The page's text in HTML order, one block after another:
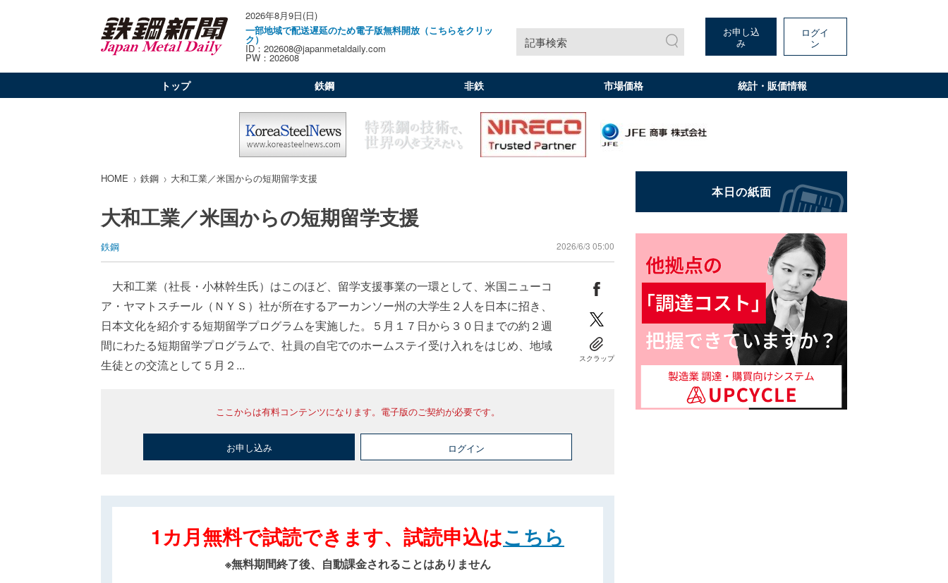
2026年8月9日(日)
一部地域で配送遅延のため電子版無料開放（こちらをクリッ
ク）
ID：202608@japanmetaldaily.com
PW：202608
記事検索
お申し込
み
ログイ
ン
トップ 鉄鋼 非鉄 市場価格 統計・販価情報
HOME 鉄鋼 大和工業／米国からの短期留学支援
大和工業／米国からの短期留学支援
鉄鋼 2026/6/3 05:00
大和工業（社長・小林幹生氏）はこのほど、留学支援事業の一環として、米国ニューコ
ア・ヤマトスチール（ＮＹＳ）社が所在するアーカンソー州の大学生２人を日本に招き、
日本文化を紹介する短期留学プログラムを実施した。５月１７日から３０日までの約２週
間にわたる短期留学プログラムで、社員の自宅でのホームステイ受け入れをはじめ、地域
生徒との交流として５月２...
スクラップ
ここからは有料コンテンツになります。電子版のご契約が必要です。
お申し込み ログイン
1カ月無料で試読できます、試読申込はこちら
※無料期間終了後、自動課金されることはありません